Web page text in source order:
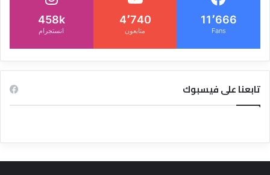
11٬666
Fans
4٬740
متابعون
458k
انستجرام
تابعنا على فيسبوك